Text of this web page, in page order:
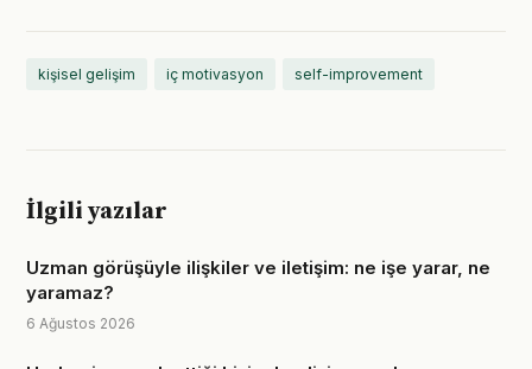
kişisel gelişim iç motivasyon self-improvement
İlgili yazılar
Uzman görüşüyle ilişkiler ve iletişim: ne işe yarar, ne
yaramaz?
6 Ağustos 2026